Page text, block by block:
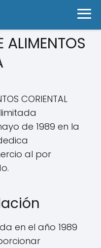
ALIMENTOS
CORIENTAL
de 1989 en la
al por
en el año 1989